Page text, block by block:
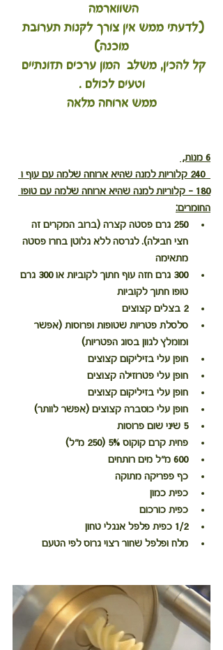
השווארמה
(לדעתי ממש אין צורך לקנות תערובת
מוכנה)
קל להכין, משלב  המון ערכים תזונתיים
וטעים לכולם .
ממש ארוחה מלאה
6 מנות,
  240 קלוריות למנה שהיא ארוחה שלמה עם עוף ו
180 - קלוריות למנה שהיא ארוחה שלמה עם טופו
החומרים:
250 גרם פסטה קצרה (ברוב המקרים זה
חצי חבילה). לגרסה ללא גלוטן בחרו פסטה
מתאימה
300 גרם חזה עוף חתוך לקוביות או 300 גרם
טופו חתוך לקוביות
2 בצלים קצוצים
סלסלת פטריות שטופות ופרוסות (אפשר
ומומלץ לגוון בסוג הפטריות)
חופן עלי בזיליקום קצוצים
חופן עלי פטרוזילה קצוצים
חופן עלי בזיליקום קצוצים
חופן עלי כוסברה קצוצים (אפשר לוותר)
5 שיני שום פרוסות
פחית קרם קוקוס 5% (250 מ"ל)
600 מ"ל מים רותחים
כף פפריקה מתוקה
כפית כמון
כפית כורכום
1/2 כפית פלפל אנגלי טחון
מלח ופלפל שחור רצוי גרוס לפי הטעם